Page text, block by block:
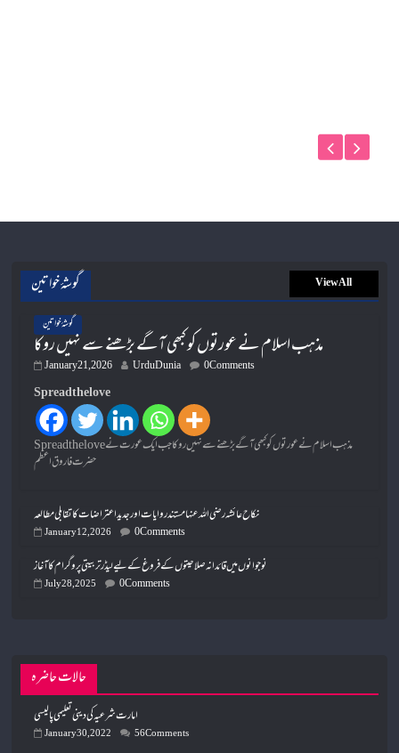
گوشۂ خواتین View All
گوشۂ خواتین
مذہب اسلام نے عورتوں کو کبھی آگے بڑھنے سے نہیں روکا
January 21, 2026 UrduDunia 0 Comments
Spread the love
Spread the loveمذہب اسلام نے عورتوں کو کبھی آگے بڑھنے سے نہیں روکا جب ایک عورت نے
حضرت فاروق اعظم
نکاح عائشہ رضی اللہ عنہا مستند روایات اور جدید اعتراضات کا تقابلی مطالعہ
January 12, 2026 0 Comments
نوجوانوں میں قائدانہ صلاحیتوں کے فروغ کے لیے لیڈر تربیتی پروگرام کا آغاز
July 28, 2025 0 Comments
حالات حاضرہ
امارت شرعیہ کی دینی تعلیمی پالیسی
January 30, 2022 56 Comments